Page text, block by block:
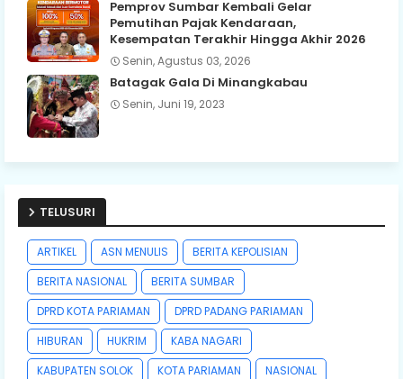
Pemprov Sumbar Kembali Gelar
Pemutihan Pajak Kendaraan,
Kesempatan Terakhir Hingga Akhir 2026
Senin, Agustus 03, 2026
Batagak Gala Di Minangkabau
Senin, Juni 19, 2023
TELUSURI
ARTIKEL ASN MENULIS
BERITA KEPOLISIAN
BERITA NASIONAL
BERITA SUMBAR
DPRD KOTA PARIAMAN
DPRD PADANG PARIAMAN
HIBURAN
HUKRIM
KABA NAGARI
KABUPATEN SOLOK
KOTA PARIAMAN
NASIONAL